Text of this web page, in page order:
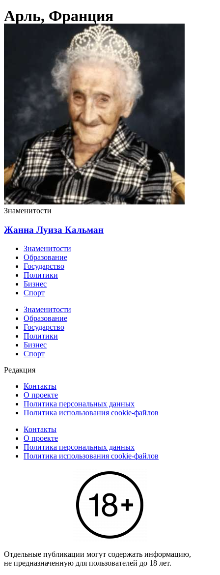
Арль, Франция
Знаменитости
Жанна Луиза Кальман
Знаменитости
Образование
Государство
Политики
Бизнес
Спорт
Знаменитости
Образование
Государство
Политики
Бизнес
Спорт
Редакция
Контакты
О проекте
Политика персональных данных
Политика использования cookie-файлов
Контакты
О проекте
Политика персональных данных
Политика использования cookie-файлов
Отдельные публикации могут содержать информацию,
не предназначенную для пользователей до 18 лет.